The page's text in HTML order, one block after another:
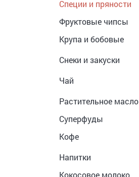
Специи и пряности
Фруктовые чипсы
Крупа и бобовые
Снеки и закуски
Чай
Растительное масло
Суперфуды
Кофе
Напитки
Кокосовое молоко